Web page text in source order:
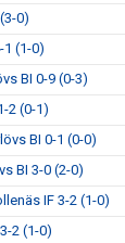
0)
1 (1-0)
BI 0-9 (0-3)
2 (0-1)
BI 0-1 (0-0)
BI 3-0 (2-0)
IF 3-2 (1-0)
2 (1-0)